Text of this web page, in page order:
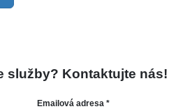
služby? Kontaktujte nás!
Emailová adresa *